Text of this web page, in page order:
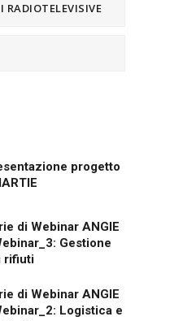
RADIOTELEVISIVE
progetto
di Webinar ANGIE
Gestione
rifiuti
di Webinar ANGIE
Logistica e